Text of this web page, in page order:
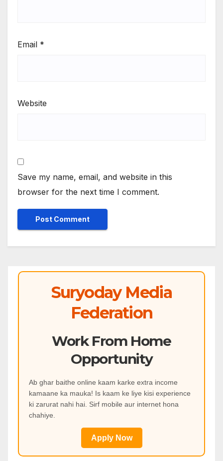
Email *
Website
Save my name, email, and website in this
browser for the next time I comment.
Suryoday Media
Federation
Work From Home
Opportunity
Ab ghar baithe online kaam karke extra income
kamaane ka mauka! Is kaam ke liye kisi experience
ki zarurat nahi hai. Sirf mobile aur internet hona
chahiye.
Apply Now